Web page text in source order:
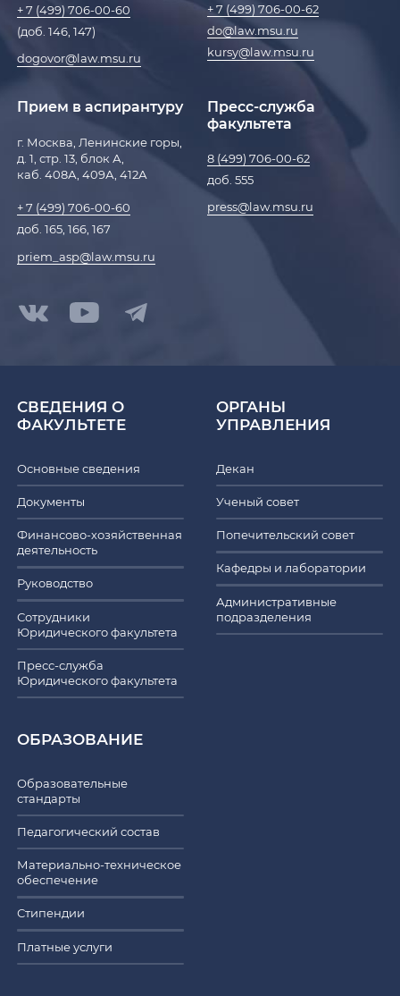
+ 7 (499) 706-00-60
(доб. 146, 147)
dogovor@law.msu.ru
+ 7 (499) 706-00-62
do@law.msu.ru
kursy@law.msu.ru
Прием в аспирантуру
г. Москва, Ленинские горы,
д. 1, стр. 13, блок А,
каб. 408А, 409А, 412А
+ 7 (499) 706-00-60
доб. 165, 166, 167
priem_asp@law.msu.ru
Пресс-служба
факультета
8 (499) 706-00-62
доб. 555
press@law.msu.ru
СВЕДЕНИЯ О
ФАКУЛЬТЕТЕ
Основные сведения
Документы
Финансово-хозяйственная
деятельность
Руководство
Сотрудники
Юридического факультета
Пресс-служба
Юридического факультета
ОРГАНЫ
УПРАВЛЕНИЯ
Декан
Ученый совет
Попечительский совет
Кафедры и лаборатории
Административные
подразделения
ОБРАЗОВАНИЕ
Образовательные
стандарты
Педагогический состав
Материально-техническое
обеспечение
Стипендии
Платные услуги